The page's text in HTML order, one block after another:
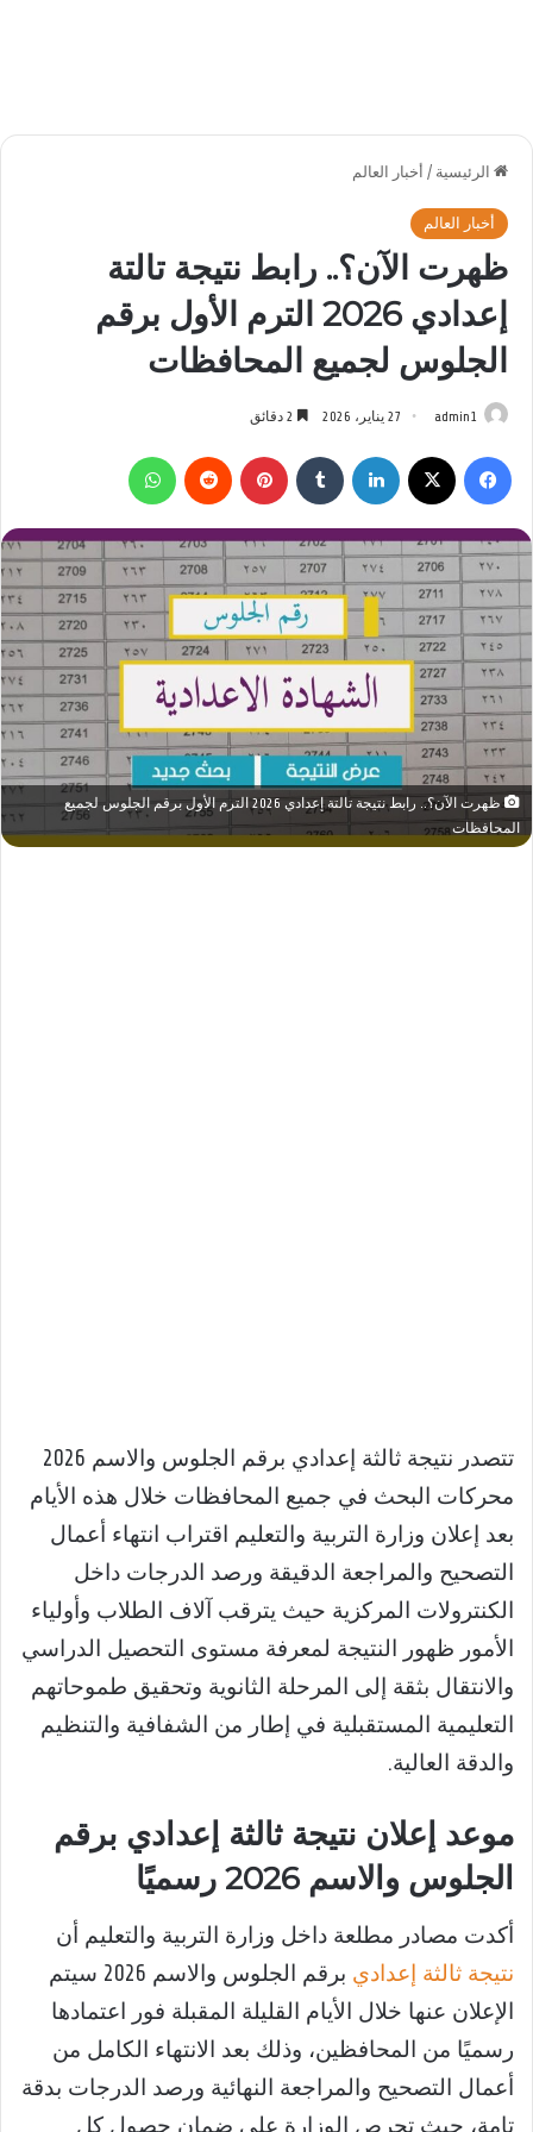
الرئيسية / أخبار العالم
أخبار العالم
ظهرت الآن؟.. رابط نتيجة تالتة
إعدادي 2026 الترم الأول برقم
الجلوس لجميع المحافظات
admin1 27 يناير، 2026
فيسبوك لينكدإن بينتيريست
ظهرت الآن؟.. رابط نتيجة تالتة إعدادي 2026 الترم الأول برقم الجلوس لجميع
المحافظات
تتصدر نتيجة ثالثة إعدادي برقم الجلوس والاسم 2026
محركات البحث في جميع المحافظات خلال هذه الأيام
بعد إعلان وزارة التربية والتعليم اقتراب انتهاء أعمال
التصحيح والمراجعة الدقيقة ورصد الدرجات داخل
الكنترولات المركزية حيث يترقب آلاف الطلاب وأولياء
الأمور ظهور النتيجة لمعرفة مستوى التحصيل الدراسي
والانتقال بثقة إلى المرحلة الثانوية وتحقيق طموحاتهم
التعليمية المستقبلية في إطار من الشفافية والتنظيم
والدقة العالية.
موعد إعلان نتيجة ثالثة إعدادي برقم
الجلوس والاسم 2026 رسميًا
أكدت مصادر مطلعة داخل وزارة التربية والتعليم أن
نتيجة ثالثة إعدادي
برقم الجلوس والاسم 2026 سيتم
الإعلان عنها خلال الأيام القليلة المقبلة فور اعتمادها
رسميًا من المحافظين، وذلك بعد الانتهاء الكامل من
أعمال التصحيح والمراجعة النهائية ورصد الدرجات بدقة
تامة، حيث تحرص الوزارة على ضمان حصول كل